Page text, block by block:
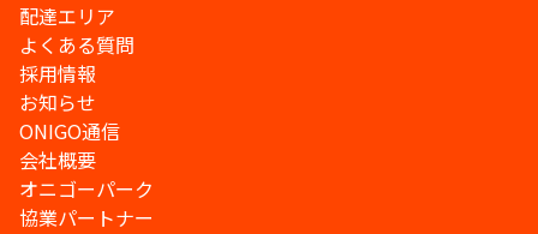
配達エリア
よくある質問
採用情報
お知らせ
ONIGO通信
会社概要
オニゴーパーク
協業パートナー